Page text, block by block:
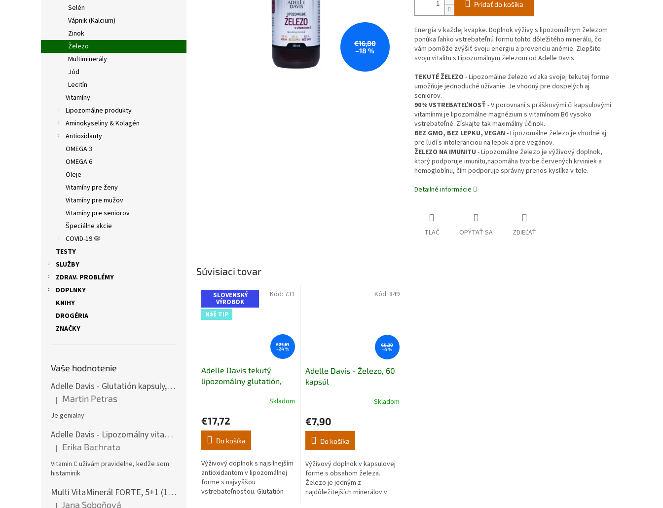
Selén
Vápnik (Kalcium)
Zinok
Železo
Multiminerály
Jód
Lecitín
Vitamíny
Lipozomálne produkty
Aminokyseliny & Kolagén
Antioxidanty
OMEGA 3
OMEGA 6
Oleje
Vitamíny pre ženy
Vitamíny pre mužov
Vitamíny pre seniorov
Špeciálne akcie
COVID-19 🦠
TESTY
SLUŽBY
ZDRAV. PROBLÉMY
DOPLNKY
KNIHY
DROGÉRIA
ZNAČKY
Vaše hodnotenie
Adelle Davis - Glutatión kapsuly, 30 denných dávok
Hodnotenie produktu je 5 z 5 hviezdičiek.
| Martin Petras
Je genialny
Adelle Davis - Lipozomálny vitamín C, 200 ml + Práškový vitamín C, 500 g
Hodnotenie produktu je 5 z 5 hviezdičiek.
| Erika Bachrata
Vitamin C uživám pravidelne, kedže som
histaminik
Multi VitaMinerál FORTE, 5+1 (180 gélových kapsúl) - - komplexný multivitamín
| Jana Soboňová
€16,80
–18 %
Pridať do košíka
Energia v každej kvapke. Doplnok výživy s lipozomálnym železom
ponúka ľahko vstrebateľnú formu tohto dôležitého minerálu, čo
vám pomôže zvýšiť svoju energiu a prevenciu anémie. Zlepšite
svoju vitalitu s Lipozomálnym železom od Adelle Davis.
TEKUTÉ ŽELEZO - Lipozomálne železo vďaka svojej tekutej forme
umožňuje jednoduché užívanie. Je vhodný pre dospelých aj
seniorov.
90% VSTREBATEĽNOSŤ - V porovnaní s práškovými či kapsulovými
vitamínmi je lipozomálne magnézium s vitamínom B6 vysoko
vstrebateľné. Získajte tak maximálny účinok.
BEZ GMO, BEZ LEPKU, VEGAN - Lipozomálne železo je vhodné aj
pre ľudí s intoleranciou na lepok a pre vegánov.
ŽELEZO NA IMUNITU - Lipozomálne železo je výživový doplnok,
ktorý podporuje imunitu,napomáha tvorbe červených krviniek a
hemoglobínu, čím podporuje správny prenos kyslíka v tele.
Detailné informácie
TLAČ OPÝTAŤ SA ZDIEĽAŤ
Súvisiaci tovar
SLOVENSKÝ
VÝROBOK
Náš TIP
€23,61
–24 %
Adelle Davis tekutý
lipozomálny glutatión,
produktu
je
5,0
z
5
hviezdičiek.
Skladom
€17,72
Do košíka
Výživový doplnok s najsilnejším
antioxidantom v lipozomálnej
forme s najvyššou
vstrebateľnosťou. Glutatión
Kód: 731
€8,30
–4 %
Adelle Davis - Železo, 60
kapsúl
Skladom
€7,90
Do košíka
Výživový doplnok v kapsulovej
forme s obsahom železa.
Železo je jedným z
najdôležitejších minerálov v
Kód: 849